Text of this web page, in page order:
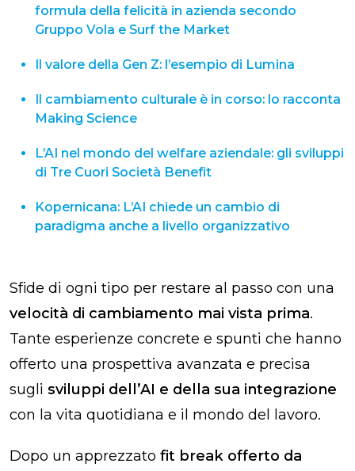
formula della felicità in azienda secondo
Gruppo Vola e Surf the Market
Il valore della Gen Z: l’esempio di Lumina
Il cambiamento culturale è in corso: lo racconta
Making Science
L’AI nel mondo del welfare aziendale: gli sviluppi
di Tre Cuori Società Benefit
Kopernicana: L’AI chiede un cambio di
paradigma anche a livello organizzativo
Sfide di ogni tipo per restare al passo con una
velocità di cambiamento mai vista prima.
Tante esperienze concrete e spunti che hanno
offerto una prospettiva avanzata e precisa
sugli sviluppi dell’AI e della sua integrazione
con la vita quotidiana e il mondo del lavoro.
Dopo un apprezzato fit break offerto da